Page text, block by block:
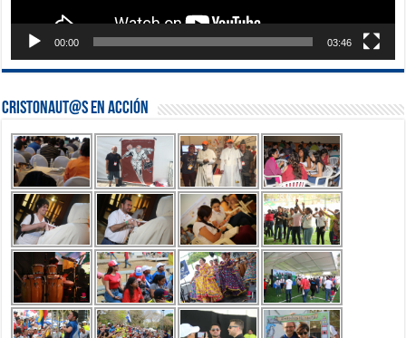
00:00 03:46
Cristonaut@s en Acción